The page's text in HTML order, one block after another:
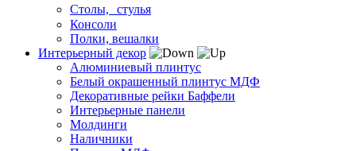
Столы, стулья
Консоли
Полки, вешалки
Интерьерный декор
Алюминиевый плинтус
Белый окрашенный плинтус МДФ
Декоративные рейки Баффели
Интерьерные панели
Молдинги
Наличники